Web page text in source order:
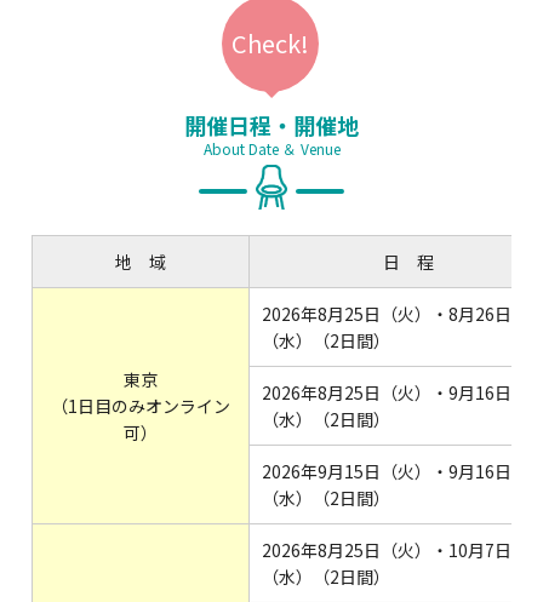
開催日程・開催地
About Date ＆ Venue
地 域 日 程
東京
（1日目のみオンライン
可）
2026年8月25日（火）・8月26日
（水）（2日間）
2026年8月25日（火）・9月16日
（水）（2日間）
2026年9月15日（火）・9月16日
（水）（2日間）
2026年8月25日（火）・10月7日
（水）（2日間）